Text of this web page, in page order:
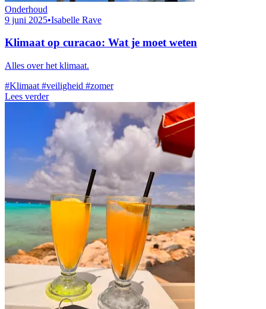
Onderhoud
9 juni 2025•Isabelle Rave
Klimaat op curacao: Wat je moet weten
Alles over het klimaat.
#Klimaat #veiligheid #zomer
Lees verder